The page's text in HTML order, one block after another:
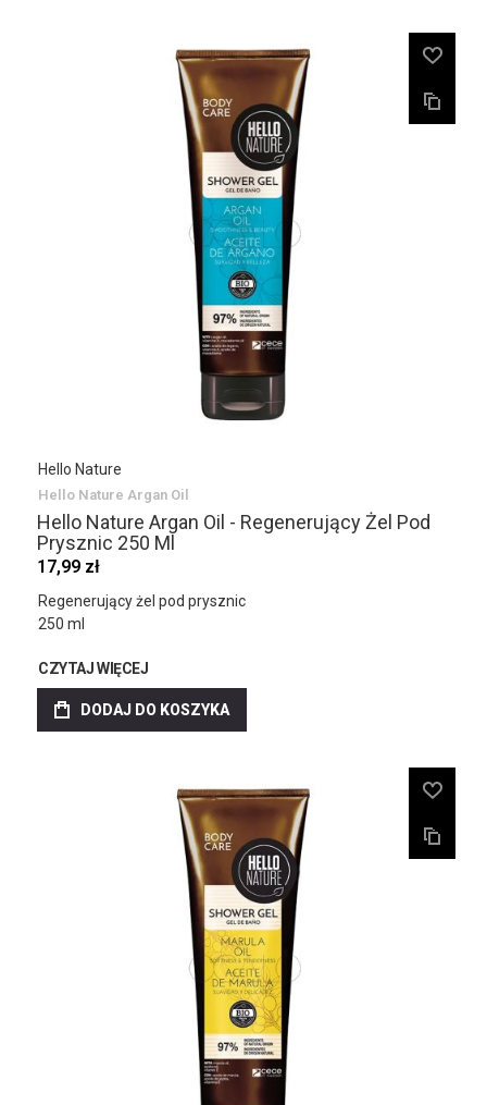
Hello Nature
Hello Nature Argan Oil
Hello Nature Argan Oil - Regenerujący Żel Pod
Prysznic 250 Ml
17,99 zł
Regenerujący żel pod prysznic
250 ml
CZYTAJ WIĘCEJ
DODAJ DO KOSZYKA